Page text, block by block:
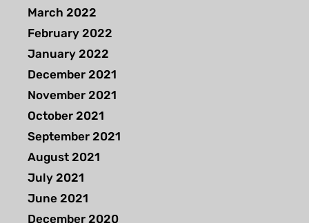
March 2022
February 2022
January 2022
December 2021
November 2021
October 2021
September 2021
August 2021
July 2021
June 2021
December 2020